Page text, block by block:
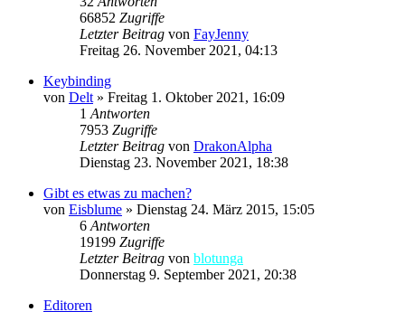
66852 Zugriffe
Letzter Beitrag von FayJenny
Freitag 26. November 2021, 04:13
Keybinding
von Delt » Freitag 1. Oktober 2021, 16:09
1 Antworten
7953 Zugriffe
Letzter Beitrag von DrakonAlpha
Dienstag 23. November 2021, 18:38
Gibt es etwas zu machen?
von Eisblume » Dienstag 24. März 2015, 15:05
6 Antworten
19199 Zugriffe
Letzter Beitrag von blotunga
Donnerstag 9. September 2021, 20:38
Editoren